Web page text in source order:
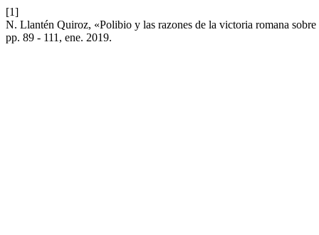
[1]
N. Llantén Quiroz, «Polibio y las razones de la victoria romana
pp. 89 - 111, ene. 2019.